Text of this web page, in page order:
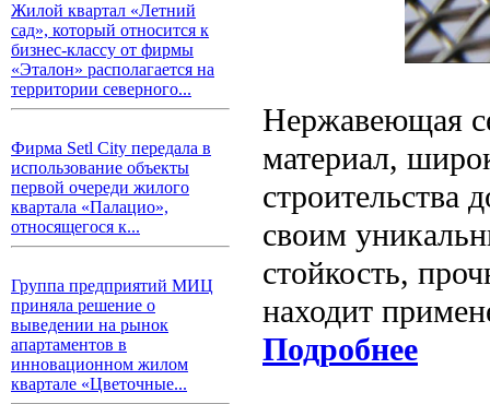
Жилой квартал «Летний
сад», который относится к
бизнес-классу от фирмы
«Эталон» располагается на
территории северного...
Фирма Setl City передала в
использование объекты
первой очереди жилого
квартала «Палацио»,
относящегося к...
Группа предприятий МИЦ
приняла решение о
выведении на рынок
апартаментов в
инновационном жилом
квартале «Цветочные...
Нержавеющая
материал,
строительства
своим
стойкость,
находит
Подробнее